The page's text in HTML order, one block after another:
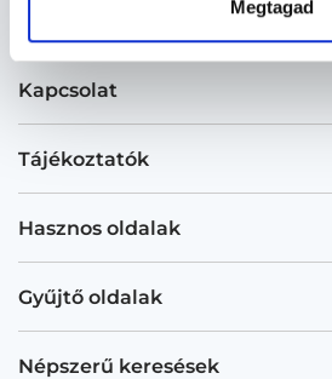
Megtagad
Kapcsolat
Tájékoztatók
Hasznos oldalak
Gyűjtő oldalak
Népszerű keresések